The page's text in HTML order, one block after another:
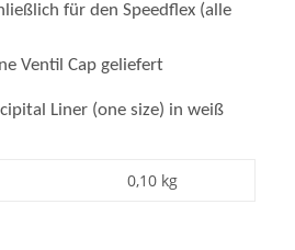
für den Speedflex (alle
Ventil Cap geliefert
Liner (one size) in weiß
0,10 kg